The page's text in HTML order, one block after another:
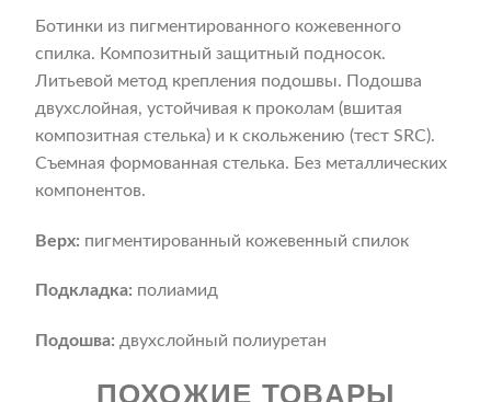
Ботинки из пигментированного кожевенного
спилка. Композитный защитный подносок.
Литьевой метод крепления подошвы. Подошва
двухслойная, устойчивая к проколам (вшитая
композитная стелька) и к скольжению (тест SRC).
Съемная формованная стелька. Без металлических
компонентов.
Верх: пигментированный кожевенный спилок
Подкладка: полиамид
Подошва: двухслойный полиуретан
ПОХОЖИЕ ТОВАРЫ